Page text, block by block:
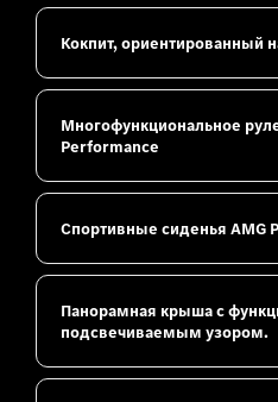
Кокпит, ориентированный
Многофункциональное
Performance
Спортивные сиденья AMG
Панорамная крыша с
подсвечиваемым узором.